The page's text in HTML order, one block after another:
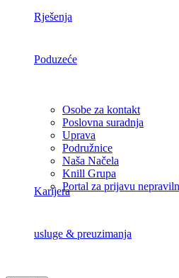
Rješenja
Poduzeće
Osobe za kontakt
Poslovna suradnja
Uprava
Podružnice
Naša Načela
Knill Grupa
Portal za prijavu
Karijera
usluge & preuzimanja